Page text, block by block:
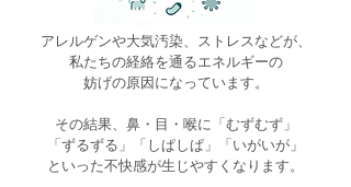
アレルゲンや大気汚染、ストレスなどが、
私たちの経絡を通るエネルギーの
妨げの原因になっています。
その結果、鼻・目・喉に「むずむず」
「ずるずる」「しぱしぱ」「いがいが」
といった不快感が生じやすくなります。